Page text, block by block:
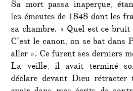
Sa mort passa inaperçue,
les émeutes de 1848 dont les
sa chambre. « Quel est ce
C’est le canon, on se bat
aller ». Ce furent ses derniers
La veille, il avait terminé
déclare devant Dieu